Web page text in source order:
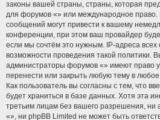
законы вашей страны, страны, которая
для форумов «» или международное
сообщений могут привести к вашему
конференции, при этом ваш провайдер
если мы сочтём это нужным. IP-адреса
возможности проведения такой политики.
администраторы форумов «» имеют право
перенести или закрыть любую тему в
Как пользователь вы согласны с тем, что
будет храниться в базе данных. Хотя эта
третьим лицам без вашего разрешения, ни
«», ни phpBB Limited не может быть